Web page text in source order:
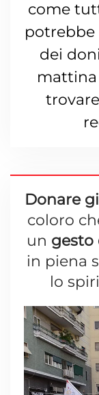
come
potrebbe
dei
Donare
coloro
un gesto
in piena
lo